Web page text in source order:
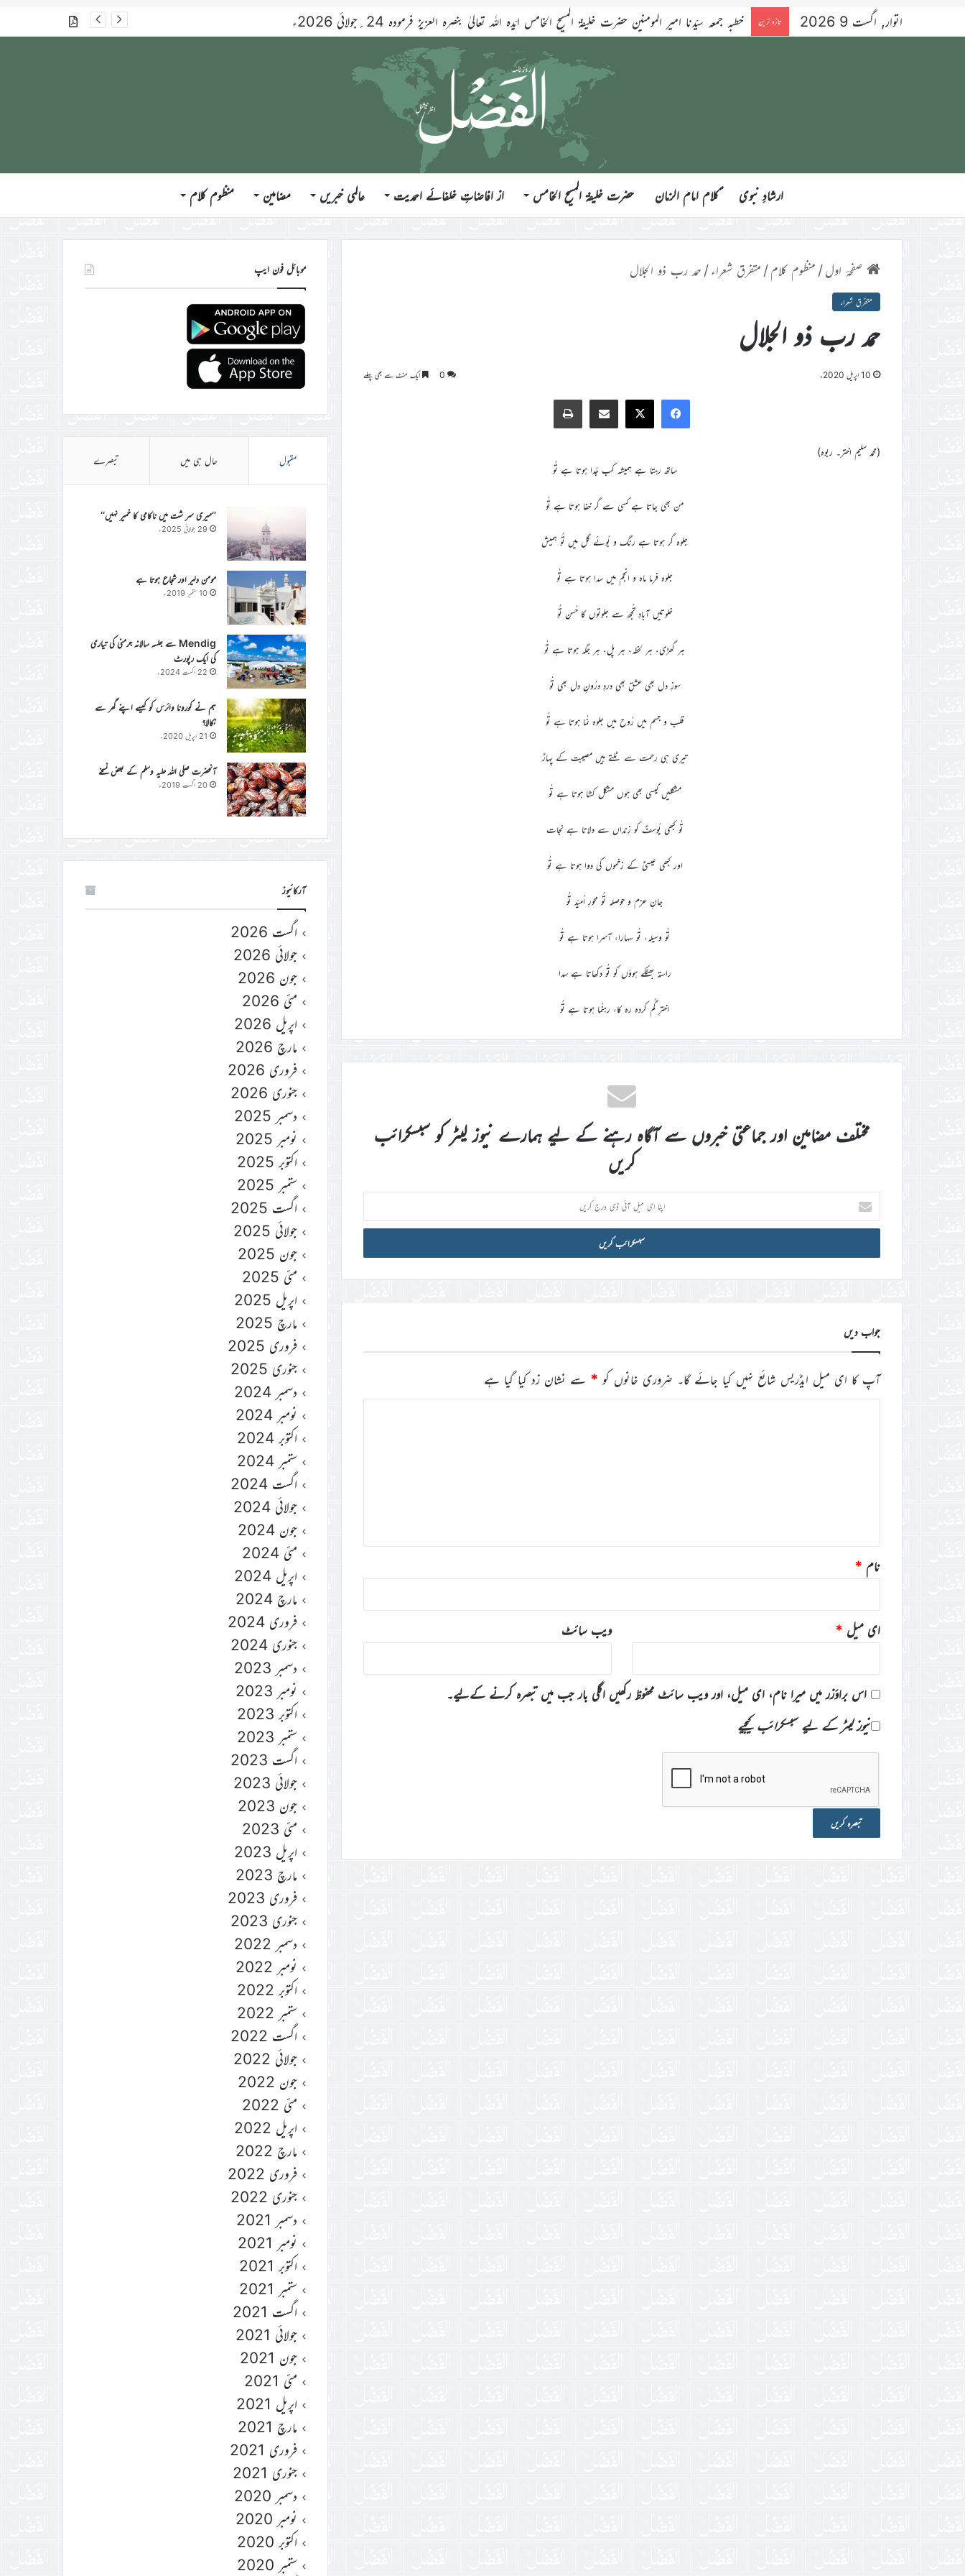
اتوار, اگست 9 2026 تازہ ترین خطبہ جمعہ سیّدنا امیر المومنین حضرت خلیفۃ المسیح الخامس ایّدہ اللہ تعالیٰ بنصرہ العزیز فرمودہ 24؍جولائی 2026ء گذشتہ شمارے
ارشادِ نبوی ؑکلام امام الزمان حضرت خلیفۃ المسیح الخامس از افاضاتِ خلفائے احمدیت عالمی خبریں مضامین منظوم کلام
صفحۂ اول/ منظوم کلام/ متفرق شعراء/ حمد رب ذو الجلال
متفرق شعراء
حمد رب ذو الجلال
10 اپریل 2020ء 0 ایک منٹ سے بھی پہلے
Facebook
X
Share via Email
Print
(محمد سلیم اختر۔ ربوہ)
ساتھ رہتا ہے ہمیشہ کب جُدا ہوتا ہے تُو
من بھی جاتا ہے کسی سے گر خفا ہوتا ہے تُو
جلوہ گر ہوتا ہے رنگ و بُوئے گل میں تُو ہمیش
جلوہ فرما ماہ و انجم میں سدا ہوتا ہے تُو
خلوتیں آباد تُجھ سے جلوتوں کا حُسن تُو
ہر گھڑی، ہر لحظہ، ہر پل، ہر جگہ ہوتا ہے تُو
سوزِ دل بھی عشق بھی دردِ درُونِ دل بھی تُو
قلب و جسم میں رُوح میں جلوہ نُما ہوتا ہے تُو
تیری ہی رحمت سے ٹلتے ہیں مصیبت کے پہاڑ
مشکلیں کیسی بھی ہوں مشکل کشا ہوتا ہے تُو
تُو کبھی یُوسفؑ کو زِنداں سے دلاتا ہے نجات
اور کبھی عیسیٰؑ کے زخموں کی دوا ہوتا ہے تُو
جانِ عزم و حوصلہ تُو محورِ اُمیّد تُو
تُو وسیلہ، تُو سہارا، آسرا ہوتا ہے تُو
راستہ بھٹکے ہوؤں کو تُو دکھاتا ہے سدا
اخترِ گُم کردہ رہ کا، رہنُما ہوتا ہے تُو
مختلف مضامین اور جماعتی خبروں سے آگاہ رہنے کے لیے ہمارے نیوز لیٹر کو سبسکرائب
کریں
اپنا
ای
میل
ڈی
جواب دیں
آپ کا ای میل ایڈریس شائع نہیں کیا جائے گا۔ ضروری خانوں کو * سے نشان زد کیا گیا ہے
نام *
ای میل * ویب‌ سائٹ
اس براؤزر میں میرا نام، ای میل، اور ویب سائٹ محفوظ رکھیں اگلی بار جب میں تبصرہ کرنے کےلیے۔
نیوز لیٹر کے لیے سبسکرائب کیجیے
موبائل فون ایپ
مقبول حال ہی میں تبصرے
’’میری سر شت میں ناکامی کا خمیر نہیں‘‘
29 جولائی 2025ء
مومن دلیر اور شجاع ہوتا ہے
10 ستمبر 2019ء
Mendig سے جلسہ سالانہ جرمنی کی تیاری
کی ایک رپورٹ
22 اگست 2024ء
ہم نے کورونا وائرس کو کیسے اپنے گھر سے
نکالا؟
21 اپریل 2020ء
آنحضرت صلی اللہ علیہ وسلم کے بعض نسخے
20 اگست 2019ء
آرکائیوز
اگست 2026
جولائی 2026
جون 2026
مئی 2026
اپریل 2026
مارچ 2026
فروری 2026
جنوری 2026
دسمبر 2025
نومبر 2025
اکتوبر 2025
ستمبر 2025
اگست 2025
جولائی 2025
جون 2025
مئی 2025
اپریل 2025
مارچ 2025
فروری 2025
جنوری 2025
دسمبر 2024
نومبر 2024
اکتوبر 2024
ستمبر 2024
اگست 2024
جولائی 2024
جون 2024
مئی 2024
اپریل 2024
مارچ 2024
فروری 2024
جنوری 2024
دسمبر 2023
نومبر 2023
اکتوبر 2023
ستمبر 2023
اگست 2023
جولائی 2023
جون 2023
مئی 2023
اپریل 2023
مارچ 2023
فروری 2023
جنوری 2023
دسمبر 2022
نومبر 2022
اکتوبر 2022
ستمبر 2022
اگست 2022
جولائی 2022
جون 2022
مئی 2022
اپریل 2022
مارچ 2022
فروری 2022
جنوری 2022
دسمبر 2021
نومبر 2021
اکتوبر 2021
ستمبر 2021
اگست 2021
جولائی 2021
جون 2021
مئی 2021
اپریل 2021
مارچ 2021
فروری 2021
جنوری 2021
دسمبر 2020
نومبر 2020
اکتوبر 2020
ستمبر 2020